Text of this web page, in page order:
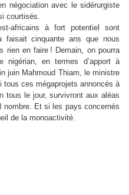
négociation avec le sidérurgiste
courtisés.
africains à fort potentiel sont
faisait cinquante ans que nous
rien en faire ! Demain, on pourra
nigérian, en termes d’apport à
juin Mahmoud Thiam, le ministre
ces mégaprojets annoncés à
tous le jour, survivront aux aléas
nombre. Et si les pays concernés
de la monoactivité.